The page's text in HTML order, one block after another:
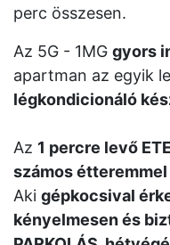
perc összesen.
Az 5G - 1MG gyors
apartman az egyik
légkondicionáló
Az 1 percre levő
számos étteremmel
Aki gépkocsival
kényelmesen és